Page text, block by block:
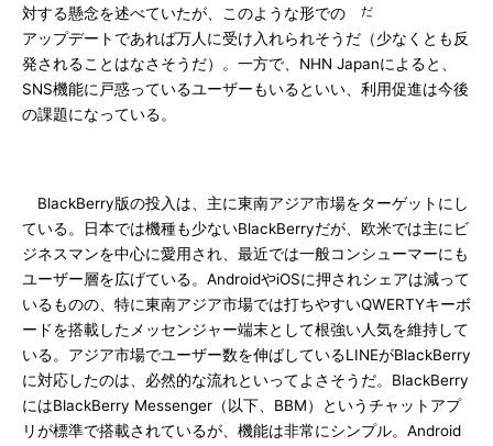
だ
対する懸念を述べていたが、このような形での
アップデートであれば万人に受け入れられそうだ（少なくとも反
発されることはなさそうだ）。一方で、NHN Japanによると、
SNS機能に戸惑っているユーザーもいるといい、利用促進は今後
の課題になっている。
BlackBerry版の投入は、主に東南アジア市場をターゲットにし
ている。日本では機種も少ないBlackBerryだが、欧米では主にビ
ジネスマンを中心に愛用され、最近では一般コンシューマーにも
ユーザー層を広げている。AndroidやiOSに押されシェアは減って
いるものの、特に東南アジア市場では打ちやすいQWERTYキーボ
ードを搭載したメッセンジャー端末として根強い人気を維持して
いる。アジア市場でユーザー数を伸ばしているLINEがBlackBerry
に対応したのは、必然的な流れといってよさそうだ。BlackBerry
にはBlackBerry Messenger（以下、BBM）というチャットアプ
リが標準で搭載されているが、機能は非常にシンプル。Android